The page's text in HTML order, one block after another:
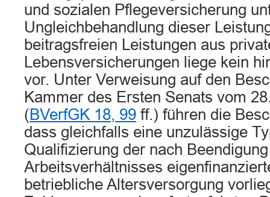
und sozialen Pflegeversicherung
Ungleichbehandlung dieser
beitragsfreien Leistungen aus
Lebensversicherungen liege kein
vor. Unter Verweisung auf den
Kammer des Ersten Senats vom
(BVerfGK 18, 99 ff.) führen die
dass gleichfalls eine unzulässige
Qualifizierung der nach
Arbeitsverhältnisses
betriebliche Altersversorgung